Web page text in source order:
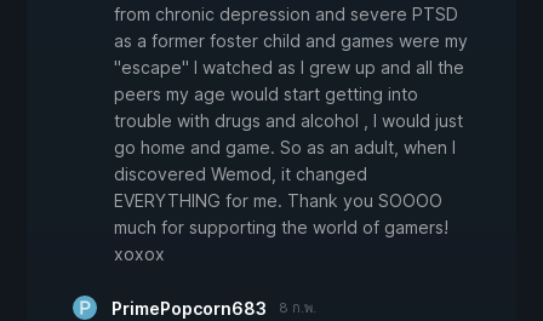
from chronic depression and severe PTSD
as a former foster child and games were my
"escape" I watched as I grew up and all the
peers my age would start getting into
trouble with drugs and alcohol , I would just
go home and game. So as an adult, when I
discovered Wemod, it changed
EVERYTHING for me. Thank you SOOOO
much for supporting the world of gamers!
xoxox
PrimePopcorn683 8 ก.พ.